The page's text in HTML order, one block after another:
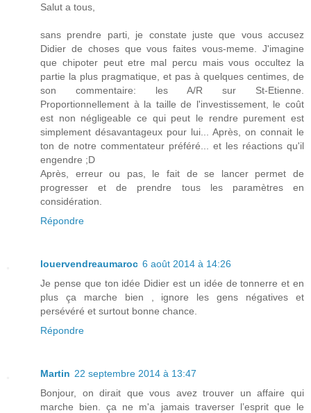
Salut a tous,
sans prendre parti, je constate juste que vous accusez
Didier de choses que vous faites vous-meme. J'imagine
que chipoter peut etre mal percu mais vous occultez la
partie la plus pragmatique, et pas à quelques centimes, de
son commentaire: les A/R sur St-Etienne.
Proportionnellement à la taille de l'investissement, le coût
est non négligeable ce qui peut le rendre purement est
simplement désavantageux pour lui... Après, on connait le
ton de notre commentateur préféré... et les réactions qu'il
engendre ;D
Après, erreur ou pas, le fait de se lancer permet de
progresser et de prendre tous les paramètres en
considération.
Répondre
louervendreaumaroc 6 août 2014 à 14:26
Je pense que ton idée Didier est un idée de tonnerre et en
plus ça marche bien , ignore les gens négatives et
persévéré et surtout bonne chance.
Répondre
Martin 22 septembre 2014 à 13:47
Bonjour, on dirait que vous avez trouver un affaire qui
marche bien. ça ne m'a jamais traverser l’esprit que le